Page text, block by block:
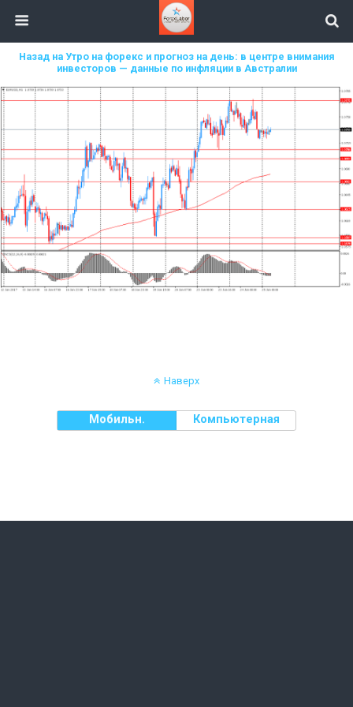
Назад на Утро на форекс и прогноз на день: в центре внимания
инвесторов — данные по инфляции в Австралии
Наверх
Мобильн. Компьютерная